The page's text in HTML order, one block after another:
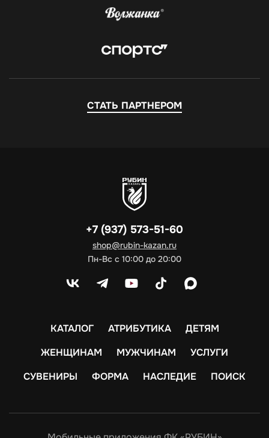
СТАТЬ ПАРТНЕРОМ
+7 (937) 573-51-60
shop@rubin-kazan.ru
Пн-Вс с 10:00 до 20:00
КАТАЛОГ АТРИБУТИКА
ДЕТЯМ
ЖЕНЩИНАМ
МУЖЧИНАМ
УСЛУГИ
СУВЕНИРЫ
ФОРМА НАСЛЕДИЕ ПОИСК